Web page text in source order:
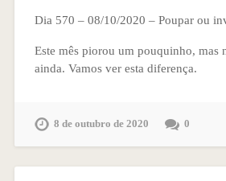
Dia 570 – 08/10/2020 – Poupar ou
Este mês piorou um pouquinho, mas
ainda. Vamos ver esta diferença.
8 de outubro de 2020 0